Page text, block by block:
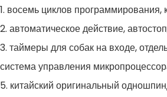
1. восемь циклов
2. автоматическое действие,
3. таймеры для собак на входе,
система управления
5. китайский оригинальный